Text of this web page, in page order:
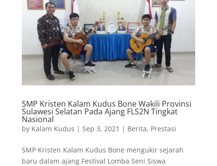
SMP Kristen Kalam Kudus Bone Wakili Provinsi
Sulawesi Selatan Pada Ajang FLS2N Tingkat
Nasional
by Kalam Kudus | Sep 3, 2021 | Berita, Prestasi
SMP Kristen Kalam Kudus Bone mengukir sejarah
baru dalam ajang Festival Lomba Seni Siswa